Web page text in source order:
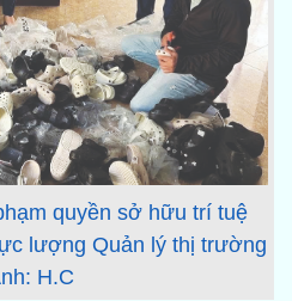
quyền sở hữu trí tuệ
lượng Quản lý thị trường
H.C